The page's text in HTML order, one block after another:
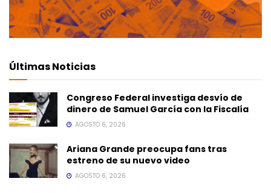
Últimas Noticias
Congreso Federal investiga desvío de
dinero de Samuel García con la Fiscalía
AGOSTO 6, 2026
Ariana Grande preocupa fans tras
estreno de su nuevo video
AGOSTO 6, 2026